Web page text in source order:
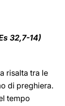
32,7-14)
risalta tra le
di preghiera.
tempo